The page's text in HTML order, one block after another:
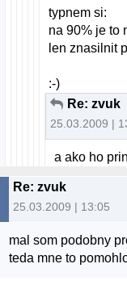
typnem si:
na 90% je to
len znasilnit
:-)
Re: zvuk
25.03.2009 |
a ako ho
Re: zvuk
25.03.2009 | 13:05
mal som podobny
teda mne to